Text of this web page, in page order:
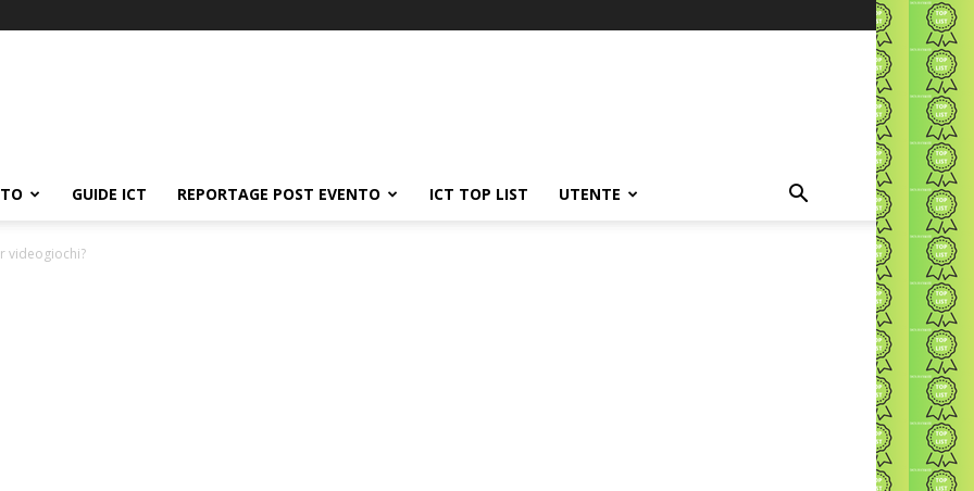
GUIDE ICT REPORTAGE POST EVENTO ICT TOP LIST UTENTE
videogiochi?